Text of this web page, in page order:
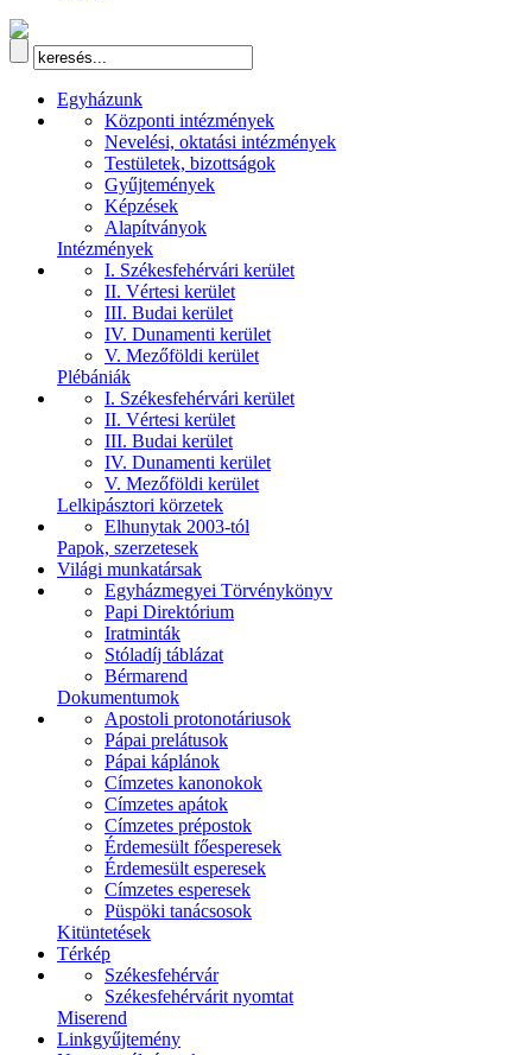
Egyházunk
Központi intézmények
Nevelési, oktatási intézmények
Testületek, bizottságok
Gyűjtemények
Képzések
Alapítványok
Intézmények
I. Székesfehérvári kerület
II. Vértesi kerület
III. Budai kerület
IV. Dunamenti kerület
V. Mezőföldi kerület
Plébániák
I. Székesfehérvári kerület
II. Vértesi kerület
III. Budai kerület
IV. Dunamenti kerület
V. Mezőföldi kerület
Lelkipásztori körzetek
Elhunytak 2003-tól
Papok, szerzetesek
Világi munkatársak
Egyházmegyei Törvénykönyv
Papi Direktórium
Iratminták
Stóladíj táblázat
Bérmarend
Dokumentumok
Apostoli protonotáriusok
Pápai prelátusok
Pápai káplánok
Címzetes kanonokok
Címzetes apátok
Címzetes prépostok
Érdemesült főesperesek
Érdemesült esperesek
Címzetes esperesek
Püspöki tanácsosok
Kitüntetések
Térkép
Székesfehérvár
Székesfehérvárit nyomtat
Miserend
Linkgyűjtemény